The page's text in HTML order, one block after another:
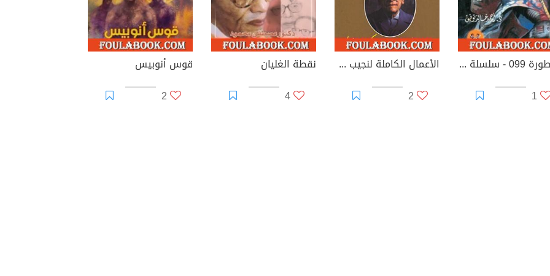
أسطورة 099 - سلسلة ما وراء الطبيعة
1
الأعمال الكاملة لنجيب محفوظ 6
2
نقطة الغليان
4
قوس أنوبيس
2